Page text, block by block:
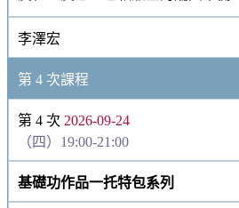
李澤宏
第 4 次課程
第 4 次 2026-09-24
（四）19:00-21:00
基礎功作品一托特包系列